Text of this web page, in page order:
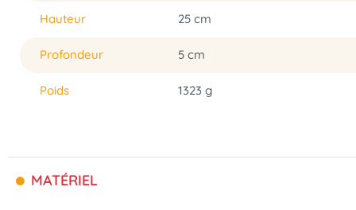
Hauteur 25 cm
Profondeur 5 cm
Poids 1323 g
MATÉRIEL